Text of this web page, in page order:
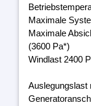
Maximale
Maximale
(3600 Pa*)
Windlast 2400
Auslegungslast